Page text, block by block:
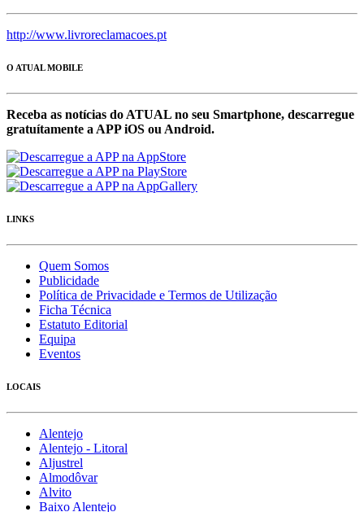
http://www.livroreclamacoes.pt
O ATUAL MOBILE
Receba as notícias do ATUAL no seu Smartphone, descarregue
gratuítamente a APP iOS ou Android.
LINKS
Quem Somos
Publicidade
Política de Privacidade e Termos de Utilização
Ficha Técnica
Estatuto Editorial
Equipa
Eventos
LOCAIS
Alentejo
Alentejo - Litoral
Aljustrel
Almodôvar
Alvito
Baixo Alentejo